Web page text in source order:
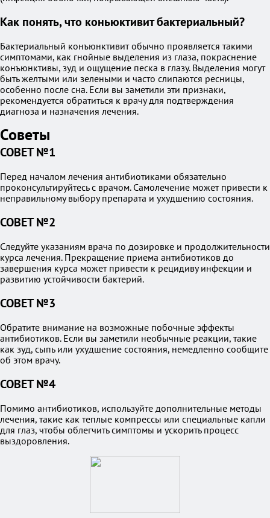
Как понять, что коньюктивит бактериальный?
Бактериальный конъюнктивит обычно проявляется такими
симптомами, как гнойные выделения из глаза, покраснение
конъюнктивы, зуд и ощущение песка в глазу. Выделения могут
быть желтыми или зелеными и часто слипаются ресницы,
особенно после сна. Если вы заметили эти признаки,
рекомендуется обратиться к врачу для подтверждения
диагноза и назначения лечения.
Советы
СОВЕТ №1
Перед началом лечения антибиотиками обязательно
проконсультируйтесь с врачом. Самолечение может привести к
неправильному выбору препарата и ухудшению состояния.
СОВЕТ №2
Следуйте указаниям врача по дозировке и продолжительности
курса лечения. Прекращение приема антибиотиков до
завершения курса может привести к рецидиву инфекции и
развитию устойчивости бактерий.
СОВЕТ №3
Обратите внимание на возможные побочные эффекты
антибиотиков. Если вы заметили необычные реакции, такие
как зуд, сыпь или ухудшение состояния, немедленно сообщите
об этом врачу.
СОВЕТ №4
Помимо антибиотиков, используйте дополнительные методы
лечения, такие как теплые компрессы или специальные капли
для глаз, чтобы облегчить симптомы и ускорить процесс
выздоровления.